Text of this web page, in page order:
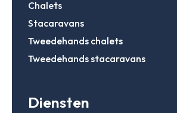
Chalets
Stacaravans
Tweedehands chalets
Tweedehands stacaravans
Diensten